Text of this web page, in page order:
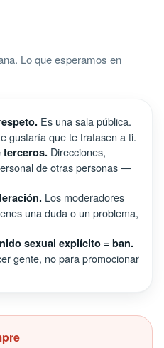
Lo que esperamos en
Es una sala pública.
gustaría que te tratasen a ti.
terceros. Direcciones,
de otras personas —
Los moderadores
una duda o un problema,
sexual explícito = ban.
gente, no para promocionar